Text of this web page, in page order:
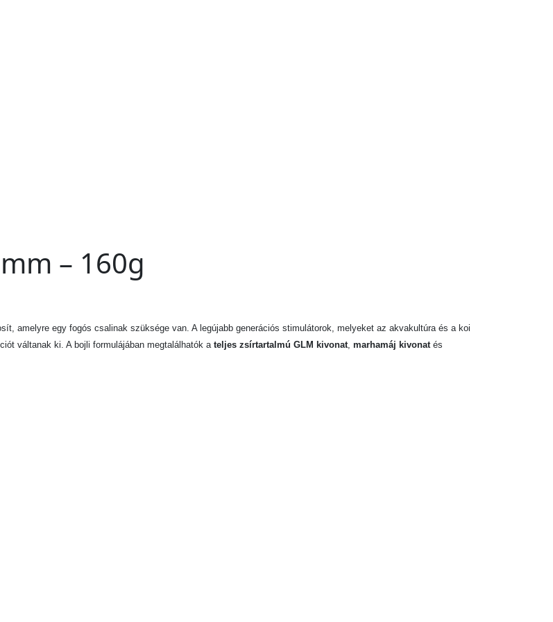
– 160g
amelyre egy fogós csalinak szüksége van. A legújabb generációs stimulátorok, melyeket az akvakultúra és a koi
váltanak ki. A bojli formulájában megtalálhatók a teljes zsírtartalmú GLM kivonat, marhamáj kivonatés